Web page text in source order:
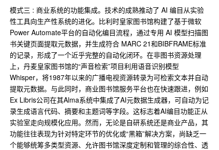
模式三 : 商业系统的功能集成。技术的成熟推动了 AI 编目从实验
性工具向生产性系统的进化。比利时皇家图书馆构建了基于微软
Power Automate平台的自动化编目流程，通过专用 AI 模型扫描图
书关键页面提取元数据，并生成符合 MARC 21和BIBFRAME标准
的记录，形成了一个近乎完整的自动化闭环。在非图书资源处理
上，丹麦皇家图书馆的“声音检索”项目利用语音识别模型
Whisper，将1987年以来的广播电视资源转录为可检索文本并自动
提取元数据。与此同时，商业图书馆服务平台也在快速跟进，例如
Ex Libris公司在其Alma系统中集成了AI元数据生成器，可自动为记
录生成语言代码、摘要和主题词等字段。这标志着AI编目功能正从
实验室走向规模化应用。然而，无论是自研系统还是商业产品，其
功能往往表现为针对特定环节的优化或“黑箱”解决方案，尚缺乏一
个能够统筹多类型资源、允许图书馆深度定制和管理的综合性、透